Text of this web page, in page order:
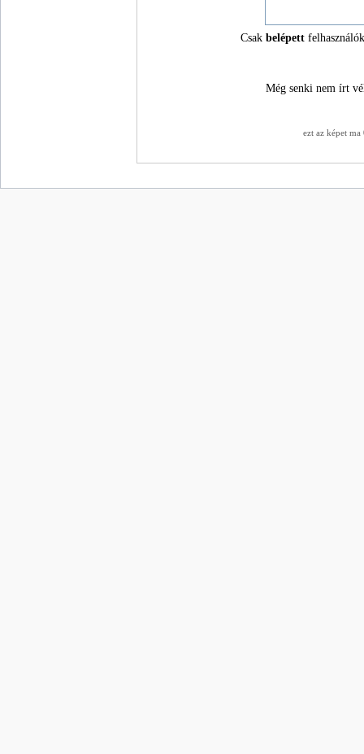
Csakbelépett
Még senki nem írt
ezt az képet ma